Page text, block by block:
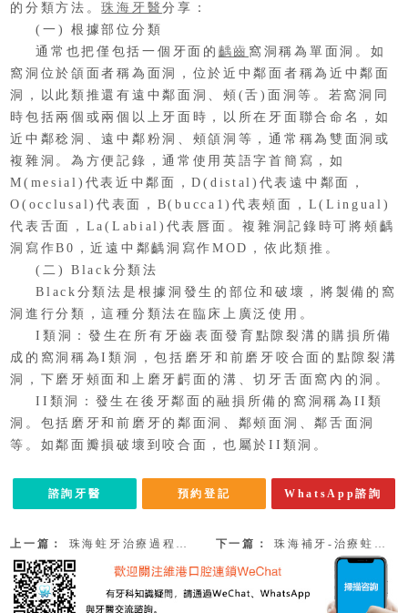
的分類方法。珠海牙醫分享：
(一) 根據部位分類
通常也把僅包括一個牙面的 齲齒 窩洞稱為單面洞。如
窩洞位於頜面者稱為面洞，位於近中鄰面者稱為近中鄰面
洞，以此類推還有遠中鄰面洞、頰(舌)面洞等。若窩洞同
時包括兩個或兩個以上牙面時，以所在牙面聯合命名，如
近中鄰稔洞、遠中鄰粉洞、頰頜洞等，通常稱為雙面洞或
複雜洞。為方便記錄，通常使用英語字首簡寫，如
M(mesial)代表近中鄰面，D(distal)代表遠中鄰面，
O(occlusal)代表面，B(bucca1)代表頰面，L(Lingual)
代表舌面，La(Labial)代表唇面。複雜洞記錄時可將頰齲
洞寫作B0，近遠中鄰齲洞寫作MOD，依此類推。
(二) Black分類法
Black分類法是根據洞發生的部位和破壞，將製備的窩
洞進行分類，這種分類法在臨床上廣泛使用。
I類洞：發生在所有牙齒表面發育點隙裂溝的購損所備
成的窩洞稱為I類洞，包括磨牙和前磨牙咬合面的點隙裂溝
洞，下磨牙頰面和上磨牙齶面的溝、切牙舌面窩內的洞。
II類洞：發生在後牙鄰面的融損所備的窩洞稱為II類
洞。包括磨牙和前磨牙的鄰面洞、鄰頰面洞、鄰舌面洞
等。如鄰面瓣損破壞到咬合面，也屬於II類洞。
諮詢牙醫 預約登記 WhatsApp諮詢
上一篇： 珠海蛀牙治療過程中，備洞的基本原則 下一篇： 珠海補牙-治療蛀牙有哪些方法？